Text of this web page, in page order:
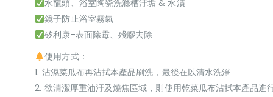
水龍頭、浴室陶瓷洗滌槽汙垢 & 水漬
鏡子防止浴室霧氣
矽利康-表面除霉、殘膠去除
使用方式：
1. 沾濕菜瓜布再沾拭本產品刷洗，最後在以清水洗淨
2. 欲清潔厚重油汙及燒焦區域，則使用乾菜瓜布沾拭本產品進